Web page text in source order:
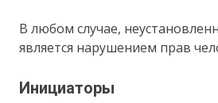
В любом случае,
является нарушением прав
Инициаторы